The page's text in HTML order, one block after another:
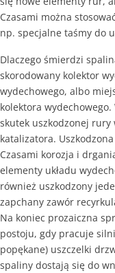
Czasami można
np. specjalne taśmy do
Dlaczego śmierdzi
skorodowany kolektor
wydechowego, albo
kolektora
skutek uszkodzonej
katalizatora.
Czasami korozja i
elementy układu
również uszkodzony
zapchany zawór
Na koniec prozaiczna
postoju, gdy pracuje
popękane) uszczelki
spaliny dostają się do